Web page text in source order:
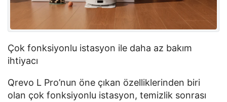
Çok fonksiyonlu istasyon ile daha az bakım
ihtiyacı
Qrevo L Pro’nun öne çıkan özelliklerinden biri
olan çok fonksiyonlu istasyon, temizlik sonrası